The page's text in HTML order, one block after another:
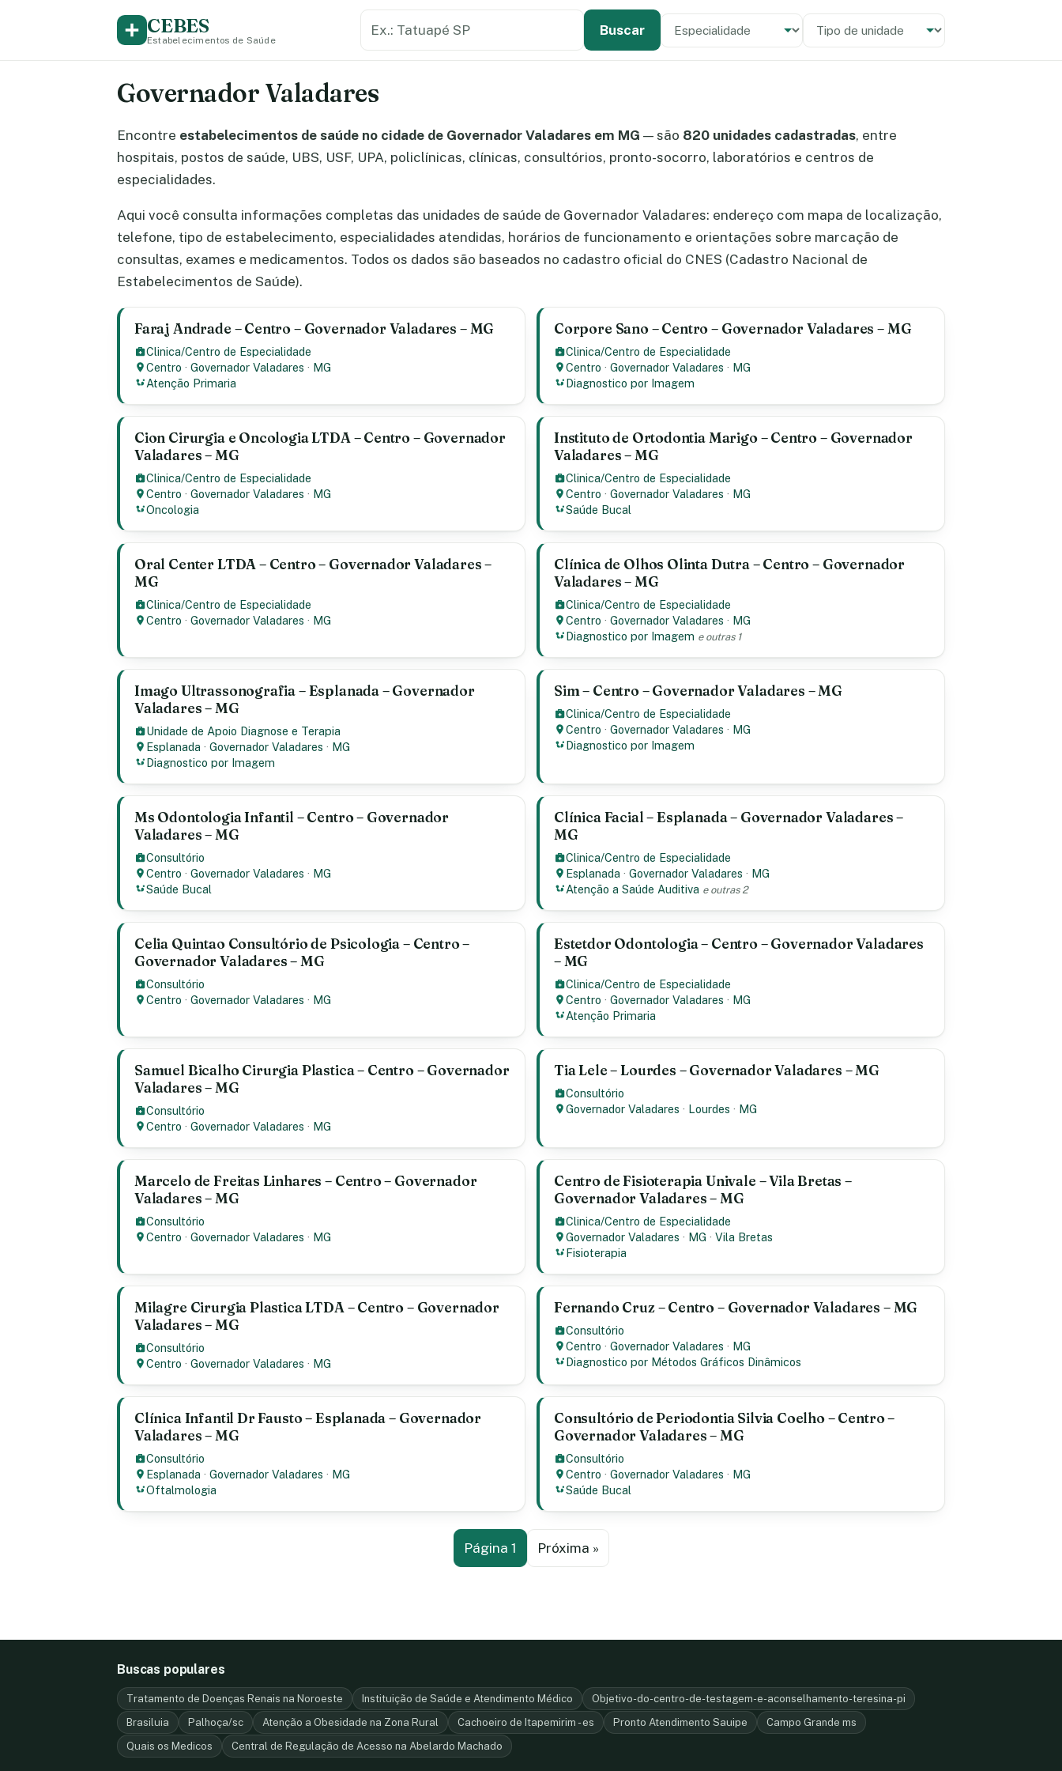
CEBES
Estabelecimentos de Saúde
Buscar Especialidade
Tipo de unidade
Governador Valadares
Encontre estabelecimentos de saúde no cidade de Governador Valadares em MG — são 820 unidades cadastradas, entre
hospitais, postos de saúde, UBS, USF, UPA, policlínicas, clínicas, consultórios, pronto-socorro, laboratórios e centros de
especialidades.
Aqui você consulta informações completas das unidades de saúde de Governador Valadares: endereço com mapa de localização,
telefone, tipo de estabelecimento, especialidades atendidas, horários de funcionamento e orientações sobre marcação de
consultas, exames e medicamentos. Todos os dados são baseados no cadastro oficial do CNES (Cadastro Nacional de
Estabelecimentos de Saúde).
Faraj Andrade – Centro – Governador Valadares – MG
Clinica/Centro de Especialidade
Centro ·Governador Valadares · MG
Atenção Primaria
Corpore Sano – Centro – Governador Valadares – MG
Clinica/Centro de Especialidade
Centro ·Governador Valadares · MG
Diagnostico por Imagem
Cion Cirurgia e Oncologia LTDA – Centro – Governador
Valadares – MG
Clinica/Centro de Especialidade
Centro ·Governador Valadares · MG
Oncologia
Instituto de Ortodontia Marigo – Centro – Governador
Valadares – MG
Clinica/Centro de Especialidade
Centro ·Governador Valadares · MG
Saúde Bucal
Oral Center LTDA – Centro – Governador Valadares –
MG
Clinica/Centro de Especialidade
Centro ·Governador Valadares · MG
Clínica de Olhos Olinta Dutra – Centro – Governador
Valadares – MG
Clinica/Centro de Especialidade
Centro ·Governador Valadares · MG
Diagnostico por Imagem e outras 1
Imago Ultrassonografia – Esplanada – Governador
Valadares – MG
Unidade de Apoio Diagnose e Terapia
Esplanada ·Governador Valadares · MG
Diagnostico por Imagem
Sim – Centro – Governador Valadares – MG
Clinica/Centro de Especialidade
Centro ·Governador Valadares · MG
Diagnostico por Imagem
Ms Odontologia Infantil – Centro – Governador
Valadares – MG
Consultório
Centro ·Governador Valadares · MG
Saúde Bucal
Clínica Facial – Esplanada – Governador Valadares –
MG
Clinica/Centro de Especialidade
Esplanada ·Governador Valadares · MG
Atenção a Saúde Auditiva e outras 2
Celia Quintao Consultório de Psicologia – Centro –
Governador Valadares – MG
Consultório
Centro ·Governador Valadares · MG
Estetdor Odontologia – Centro – Governador Valadares
– MG
Clinica/Centro de Especialidade
Centro ·Governador Valadares · MG
Atenção Primaria
Samuel Bicalho Cirurgia Plastica – Centro – Governador
Valadares – MG
Consultório
Centro ·Governador Valadares · MG
Tia Lele – Lourdes – Governador Valadares – MG
Consultório
Governador Valadares · Lourdes · MG
Marcelo de Freitas Linhares – Centro – Governador
Valadares – MG
Consultório
Centro ·Governador Valadares · MG
Centro de Fisioterapia Univale – Vila Bretas –
Governador Valadares – MG
Clinica/Centro de Especialidade
Governador Valadares · MG ·Vila Bretas
Fisioterapia
Milagre Cirurgia Plastica LTDA – Centro – Governador
Valadares – MG
Consultório
Centro ·Governador Valadares · MG
Fernando Cruz – Centro – Governador Valadares – MG
Consultório
Centro ·Governador Valadares · MG
Diagnostico por Métodos Gráficos Dinâmicos
Clínica Infantil Dr Fausto – Esplanada – Governador
Valadares – MG
Consultório
Esplanada ·Governador Valadares · MG
Oftalmologia
Consultório de Periodontia Silvia Coelho – Centro –
Governador Valadares – MG
Consultório
Centro ·Governador Valadares · MG
Saúde Bucal
Página 1 Próxima »
Buscas populares
Tratamento de Doenças Renais na Noroeste Instituição de Saúde e Atendimento Médico
Objetivo-do-centro-de-testagem-e-aconselhamento-teresina-pi
Brasiluia
Palhoça/sc Atenção a Obesidade na Zona Rural Cachoeiro de Itapemirim - es Pronto Atendimento Sauipe
Campo Grande ms
Quais os Medicos
Central de Regulação de Acesso na Abelardo Machado